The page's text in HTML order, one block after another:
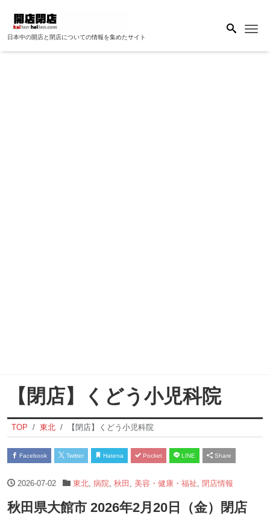
日本中の開店と閉店についての情報を集めたサイト
【閉店】くどう小児科院
TOP 東北 【閉店】くどう小児科院
Facebook Twitter Hatena Pocket LINE Share
2026-07-02 東北, 病院 秋田 美容・健康・福祉 閉店情報
秋田県大館市 2026年2月20日（金）閉店